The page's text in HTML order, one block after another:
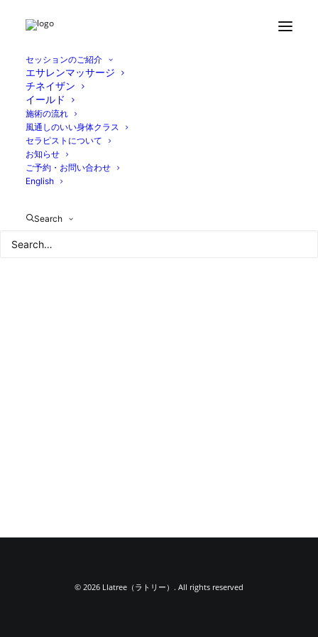
セッションのご紹介
エサレンマッサージ
チネイザン
イールド
施術の流れ
風通しのいい身体クラス
セラピストについて
お知らせ
ご予約・お問い合わせ
English
Search
1D3ADBB8-1183-4112-AEF6-85624C65A2D2
© 2026 Llatree（ラトリー）. All rights reserved